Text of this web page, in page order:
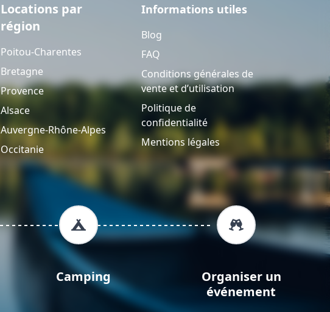
Locations par
région
Poitou-Charentes
Bretagne
Provence
Alsace
Auvergne-Rhône-Alpes
Occitanie
Informations utiles
Blog
FAQ
Conditions générales de
vente et d’utilisation
Politique de
confidentialité
Mentions légales
Camping
Organiser un
événement